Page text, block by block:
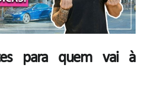
para quem vai à